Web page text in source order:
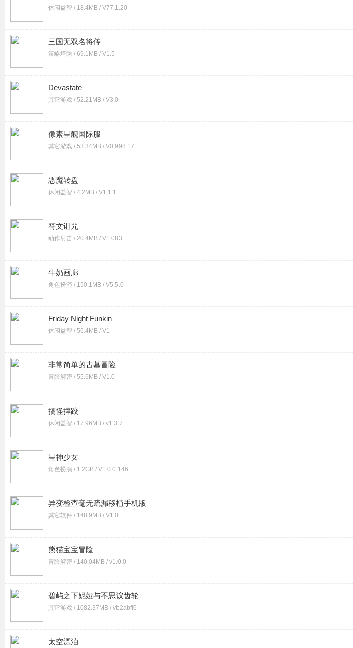
休闲益智 / 18.4MB / V77.1.20
三国无双名将传
策略塔防 / 69.1MB / V1.5
Devastate
其它游戏 / 52.21MB / V3.0
像素星舰国际服
其它游戏 / 53.34MB / V0.998.17
恶魔转盘
休闲益智 / 4.2MB / V1.1.1
符文诅咒
动作射击 / 20.4MB / V1.083
牛奶画廊
角色扮演 / 150.1MB / V5.5.0
Friday Night Funkin
休闲益智 / 56.4MB / V1
非常简单的古墓冒险
冒险解密 / 55.6MB / V1.0
搞怪摔跤
休闲益智 / 17.96MB / v1.3.7
星神少女
角色扮演 / 1.2GB / V1.0.0.146
异变检查毫无疏漏移植手机版
其它软件 / 148.9MB / V1.0
熊猫宝宝冒险
冒险解密 / 140.04MB / v1.0.0
碧屿之下妮娅与不思议齿轮
其它游戏 / 1082.37MB / vb2abff6
太空漂泊